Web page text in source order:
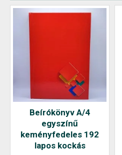
Beírókönyv A/4
egyszínű
keményfedeles 192
lapos kockás